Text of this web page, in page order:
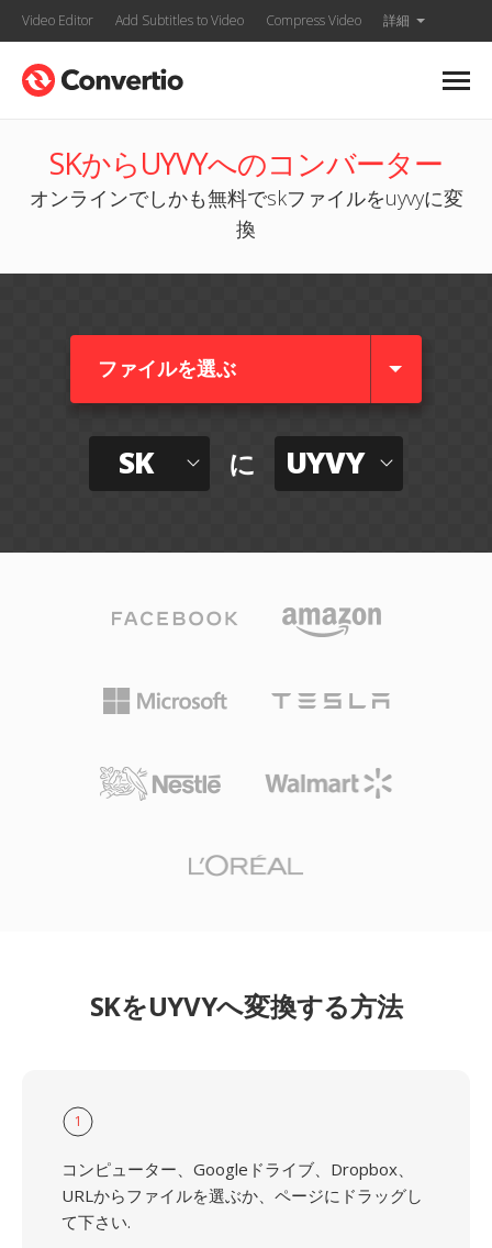
Video Editor Add Subtitles to Video Compress Video 詳細
SKからUYVYへのコンバーター
オンラインでしかも無料でskファイルをuyvyに変
換
ファイルを選ぶ
SK に UYVY
SKをUYVYへ変換する方法
1
コンピューター、Googleドライブ、Dropbox、
URLからファイルを選ぶか、ページにドラッグし
て下さい.